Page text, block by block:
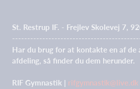
St. Restrup IF. - Frejlev Skolevej 7,
Har du brug for at kontakte en af de
afdeling, så finder du dem herunder.
RIF Gymnastik | rifgymnastik@live.dk